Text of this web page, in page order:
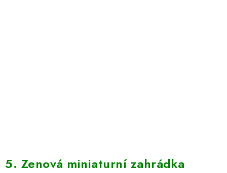
5. Zenová miniaturní zahrádka